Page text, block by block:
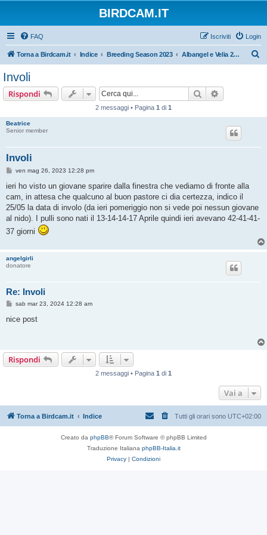
BIRDCAM.IT
FAQ Login
Iscriviti
Torna a Birdcam.it Indice Breeding Season 2023 Albangel e Velia 2023
Involi
Rispondi Cerca
2 messaggi • Pagina 1 di 1
Beatrice
Senior member
Involi
M
s
a
g
o
ven mag 26, 2023 12:28 pm
ieri ho visto un giovane sparire dalla finestra che vediamo di fronte alla
cam, in attesa che qualcuno al buon pastore ci dia certezza, indico il
25/05 la data di involo (da ieri pomeriggio non si vede poi nessun giovane
al nido). I pulli sono nati il 13-14-14-17 Aprile quindi ieri avevano 42-41-41-
37 giorni
angelgirli
donatore
Re: Involi
M
s
i
o
sab mar 23, 2024 12:28 am
nice post
Rispondi
2 messaggi • Pagina 1 di 1
Vai a
Torna a Birdcam.it Indice Tutti gli orari sono UTC+02:00
Creato da phpBB® Forum Software © phpBB Limited
Traduzione Italiana phpBB-Italia.it
Privacy | Condizioni